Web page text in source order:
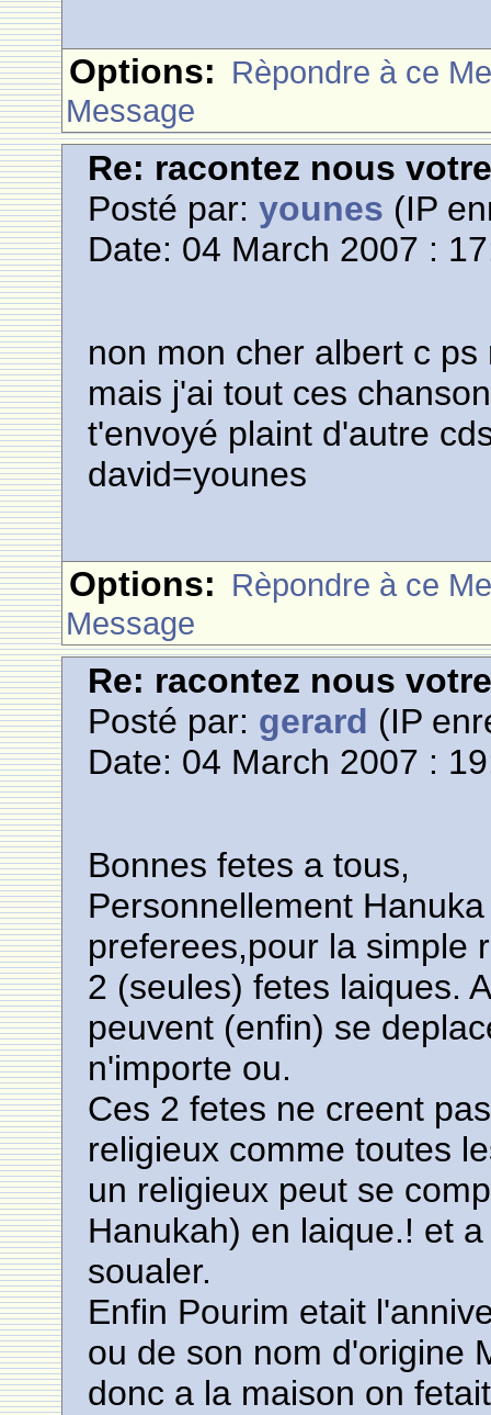
Options: Rèpondre à ce
Message
Re: racontez nous
Posté par:younes (IP
Date: 04 March 2007 :
non mon cher albert c ps
mais j'ai tout ces
t'envoyé plaint d'autre
david=younes
Options: Rèpondre à ce
Message
Re: racontez nous
Posté par: gerard (IP
Date: 04 March 2007 :
Bonnes fetes a tous,
Personnellement
preferees,pour la simple
2 (seules) fetes laiques.
peuvent (enfin) se
n'importe ou.
Ces 2 fetes ne creent
religieux comme toutes
un religieux peut se
Hanukah) en laique.! et
soualer.
Enfin Pourim etait
ou de son nom d'origine
donc a la maison on